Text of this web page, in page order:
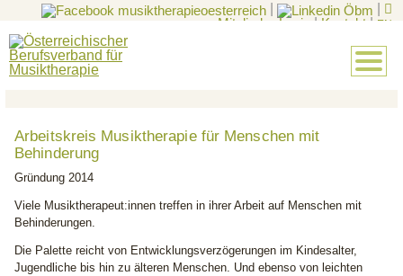
Mitglieder-Login
| Kontakt | EN
Arbeitskreis Musiktherapie für Menschen mit
Behinderung
Gründung 2014
Viele Musiktherapeut:innen treffen in ihrer Arbeit auf Menschen mit
Behinderungen.
Die Palette reicht von Entwicklungsverzögerungen im Kindesalter,
Jugendliche bis hin zu älteren Menschen. Und ebenso von leichten